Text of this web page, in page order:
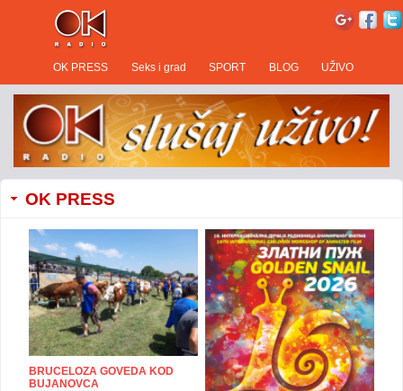
OK PRESS Seks i grad SPORT BLOG UŽIVO
OK PRESS
BRUCELOZA GOVEDA KOD
BUJANOVCA